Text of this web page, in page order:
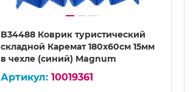
B34488 Коврик туристический
складной Каремат 180х60см 15мм
в чехле (синий) Magnum
10019361